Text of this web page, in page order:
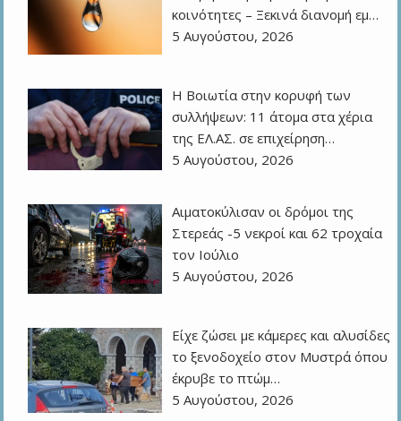
κοινότητες – Ξεκινά διανομή εμ…
5 Αυγούστου, 2026
Η Βοιωτία στην κορυφή των
συλλήψεων: 11 άτομα στα χέρια
της ΕΛ.ΑΣ. σε επιχείρηση…
5 Αυγούστου, 2026
Αιματοκύλισαν οι δρόμοι της
Στερεάς -5 νεκροί και 62 τροχαία
τον Ιούλιο
5 Αυγούστου, 2026
Είχε ζώσει με κάμερες και αλυσίδες
το ξενοδοχείο στον Μυστρά όπου
έκρυβε το πτώμ…
5 Αυγούστου, 2026